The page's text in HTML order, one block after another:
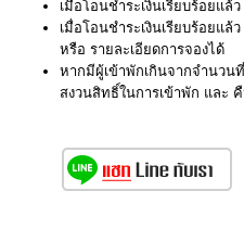
เมื่อโอนชำระเงินเรียบร้อยแล้
เมื่อโอนชำระเงินเรียบร้อยแล้
หรือ รายละเอียดการจองได้
หากมีผู้เข้าพักเกินจากจำนวน
สงวนสิทธิ์ในการเข้าพัก และ